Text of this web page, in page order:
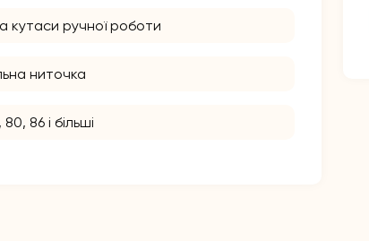
кутаси ручної роботи
ниточка
86 і більші